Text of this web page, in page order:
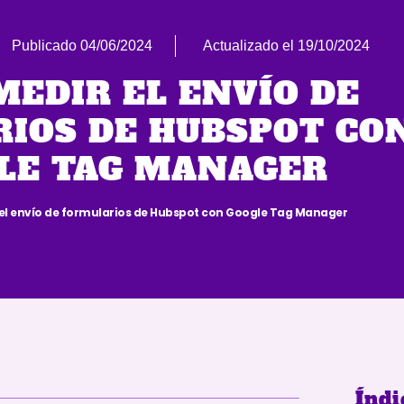
de Hubspot con Google Tag Manager
Publicado 04/06/2024 Actualizado el 19/10/2024
EL ENVÍO DE
DE HUBSPOT
TAG MANAGER
envío de formularios de Hubspot con Google Tag Manager